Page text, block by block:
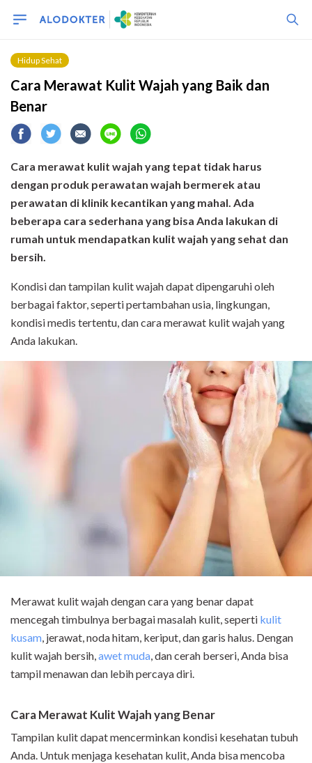
Hidup Sehat
Cara Merawat Kulit Wajah yang Baik dan
Benar
Cara merawat kulit wajah yang tepat tidak harus
dengan produk perawatan wajah bermerek atau
perawatan di klinik kecantikan yang mahal. Ada
beberapa cara sederhana yang bisa Anda lakukan di
rumah untuk mendapatkan kulit wajah yang sehat dan
bersih.
Kondisi dan tampilan kulit wajah dapat dipengaruhi oleh
berbagai faktor, seperti pertambahan usia, lingkungan,
kondisi medis tertentu, dan cara merawat kulit wajah yang
Anda lakukan.
Merawat kulit wajah dengan cara yang benar dapat
mencegah timbulnya berbagai masalah kulit, seperti kulit
kusam, jerawat, noda hitam, keriput, dan garis halus. Dengan
kulit wajah bersih,awet muda, dan cerah berseri, Anda bisa
tampil menawan dan lebih percaya diri.
Cara Merawat Kulit Wajah yang Benar
Tampilan kulit dapat mencerminkan kondisi kesehatan tubuh
Anda. Untuk menjaga kesehatan kulit, Anda bisa mencoba